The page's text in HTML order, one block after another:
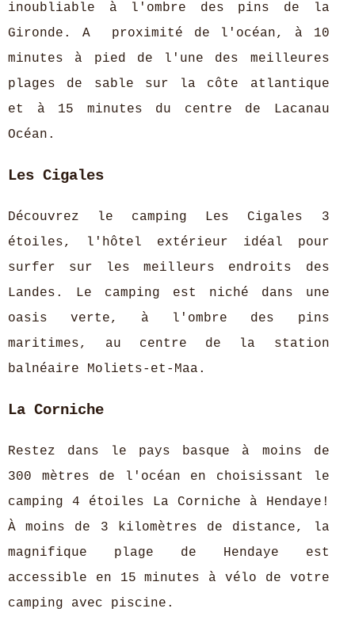
inoubliable à l'ombre des pins de la
Gironde. A proximité de l'océan, à 10
minutes à pied de l'une des meilleures
plages de sable sur la côte atlantique
et à 15 minutes du centre de Lacanau
Océan.
Les Cigales
Découvrez le camping Les Cigales 3
étoiles, l'hôtel extérieur idéal pour
surfer sur les meilleurs endroits des
Landes. Le camping est niché dans une
oasis verte, à l'ombre des pins
maritimes, au centre de la station
balnéaire Moliets-et-Maa.
La Corniche
Restez dans le pays basque à moins de
300 mètres de l'océan en choisissant le
camping 4 étoiles La Corniche à Hendaye!
À moins de 3 kilomètres de distance, la
magnifique plage de Hendaye est
accessible en 15 minutes à vélo de votre
camping avec piscine.